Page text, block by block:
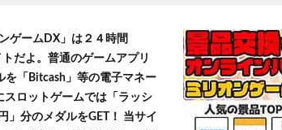
ゲームDX」は２４時間
だよ。普通のゲームアプリ
を「Bitcash」等の電子マネー
ロットゲームでは「ラッシ
」分のメダルをGET！ 当サイ